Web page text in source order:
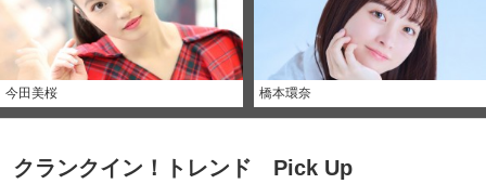
今田美桜 橋本環奈
クランクイン！トレンド Pick Up